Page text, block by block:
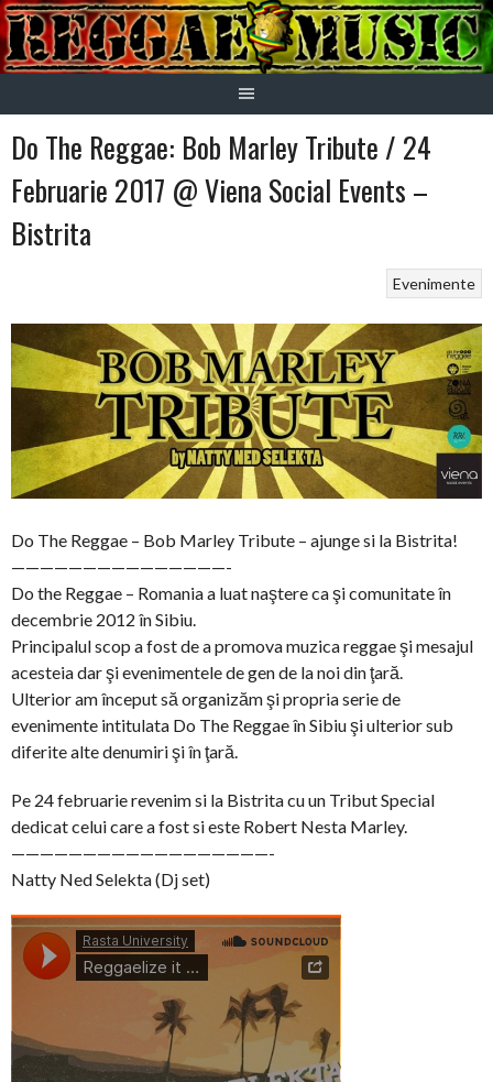
Skip
to
content
Do The Reggae: Bob Marley Tribute / 24
Februarie 2017 @ Viena Social Events –
Bistrita
Evenimente
Do The Reggae – Bob Marley Tribute – ajunge si la Bistrita!
———————————————-
Do the Reggae – Romania a luat naştere ca şi comunitate în
decembrie 2012 în Sibiu.
Principalul scop a fost de a promova muzica reggae şi mesajul
acesteia dar şi evenimentele de gen de la noi din ţară.
Ulterior am început să organizăm şi propria serie de
evenimente intitulata Do The Reggae în Sibiu şi ulterior sub
diferite alte denumiri şi în ţară.
Pe 24 februarie revenim si la Bistrita cu un Tribut Special
dedicat celui care a fost si este Robert Nesta Marley.
——————————————————-
Natty Ned Selekta (Dj set)